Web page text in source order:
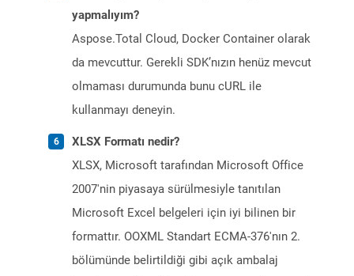
yapmalıyım?
Aspose.Total Cloud, Docker Container olarak
da mevcuttur. Gerekli SDK’nızın henüz mevcut
olmaması durumunda bunu cURL ile
kullanmayı deneyin.
XLSX Formatı nedir?
XLSX, Microsoft tarafından Microsoft Office
2007'nin piyasaya sürülmesiyle tanıtılan
Microsoft Excel belgeleri için iyi bilinen bir
formattır. OOXML Standart ECMA-376'nın 2.
bölümünde belirtildiği gibi açık ambalaj